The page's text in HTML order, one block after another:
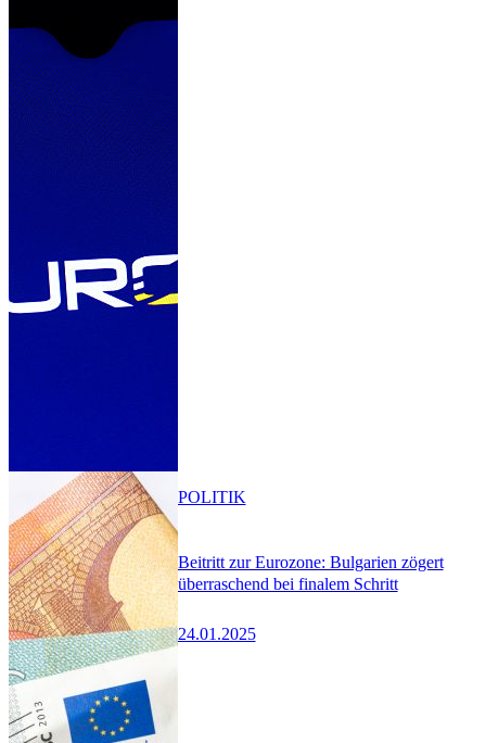
Beitritt zur Eurozone: Bulgarien zögert
überraschend bei finalem Schritt
24.01.2025
POLITIK